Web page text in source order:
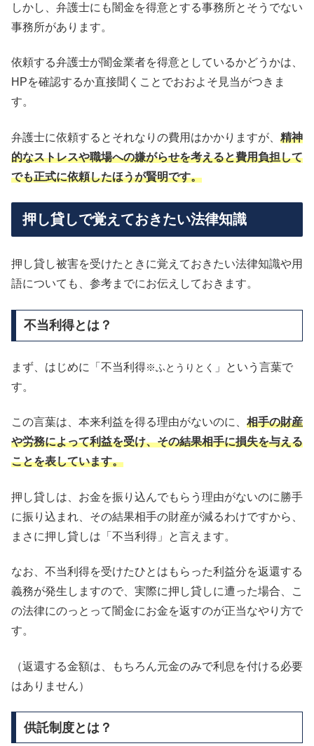
しかし、弁護士にも闇金を得意とする事務所とそうでない
事務所があります。
依頼する弁護士が闇金業者を得意としているかどうかは、
HPを確認するか直接聞くことでおおよそ見当がつきま
す。
弁護士に依頼するとそれなりの費用はかかりますが、 精神
的なストレスや職場への嫌がらせを考えると費用負担して
でも正式に依頼したほうが賢明です。
押し貸しで覚えておきたい法律知識
押し貸し被害を受けたときに覚えておきたい法律知識や用
語についても、参考までにお伝えしておきます。
不当利得とは？
まず、はじめに「不当利得※ふとうりとく
」という言葉で
す。
この言葉は、本来利益を得る理由がないのに、 相手の財産
や労務によって利益を受け、その結果相手に損失を与える
ことを表しています。
押し貸しは、お金を振り込んでもらう理由がないのに勝手
に振り込まれ、その結果相手の財産が減るわけですから、
まさに押し貸しは「不当利得」と言えます。
なお、不当利得を受けたひとはもらった利益分を返還する
義務が発生しますので、実際に押し貸しに遭った場合、こ
の法律にのっとって闇金にお金を返すのが正当なやり方で
す。
（返還する金額は、もちろん元金のみで利息を付ける必要
はありません）
供託制度とは？